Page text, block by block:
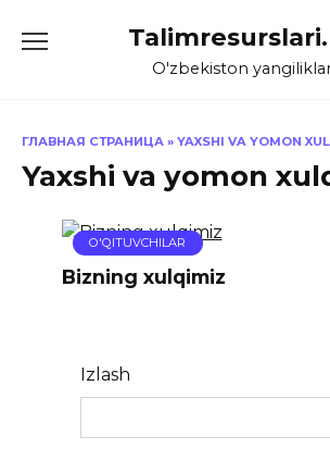
O'zbekiston
ГЛАВНАЯ СТРАНИЦА » YAXSHI VA YOMON
Yaxshi va yomon
O'QITUVCHILAR
Bizning xulqimiz
Izlash